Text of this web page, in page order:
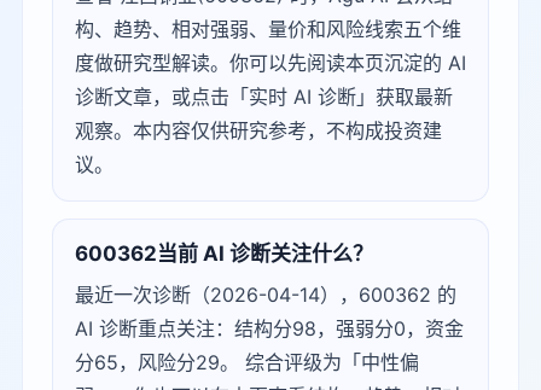
构、趋势、相对强弱、量价和风险线索五个维
度做研究型解读。你可以先阅读本页沉淀的 AI
诊断文章，或点击「实时 AI 诊断」获取最新
观察。本内容仅供研究参考，不构成投资建
议。
600362当前 AI 诊断关注什么？
最近一次诊断（2026-04-14），600362 的
AI 诊断重点关注：结构分98，强弱分0，资金
分65，风险分29。 综合评级为「中性偏